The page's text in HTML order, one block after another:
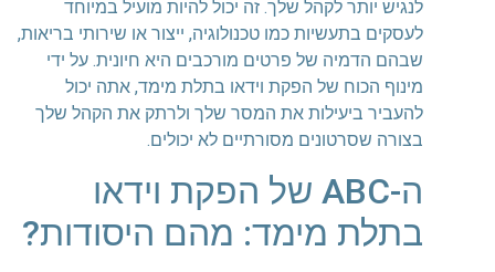
לנגיש יותר לקהל שלך. זה יכול להיות מועיל במיוחד
לעסקים בתעשיות כמו טכנולוגיה, ייצור או שירותי בריאות,
שבהם הדמיה של פרטים מורכבים היא חיונית. על ידי
מינוף הכוח של הפקת וידאו בתלת מימד, אתה יכול
להעביר ביעילות את המסר שלך ולרתק את הקהל שלך
בצורה שסרטונים מסורתיים לא יכולים.
ה-ABC של הפקת וידאו
בתלת מימד: מהם היסודות?